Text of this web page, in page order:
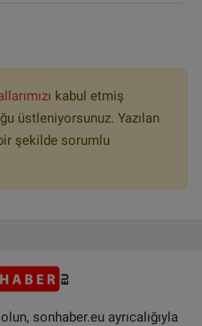
kabul etmiş
üstleniyorsunuz. Yazılan
şekilde sorumlu
sonhaber.eu ayrıcalığıyla